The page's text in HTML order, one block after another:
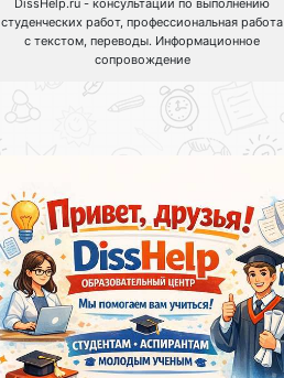
DissHelp.ru - консультации по выполнению
студенческих работ, профессиональная работа
с текстом, переводы. Информационное
сопровождение